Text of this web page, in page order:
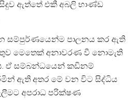
ඇත්තේ එකී අබලි භාණ්ඩ
සම්පුර්ණයෙන්ම පාලනය කර ඇති
මෙතෙක් අනාවරණ වී නොමැති
ඒ සම්බන්ධයෙන් කඩිනම්
ඇති අතර මේ වන විට සිද්ධිය
අපරාධ පරික්ෂණ